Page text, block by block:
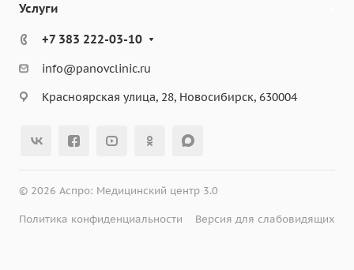
Услуги
+7 383 222-03-10
info@panovclinic.ru
Красноярская улица, 28, Новосибирск, 630004
© 2026 Аспро: Медицинский центр 3.0
Политика конфиденциальности Версия для слабовидящих